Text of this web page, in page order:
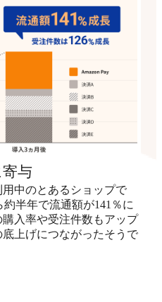
与
中のとあるショップで
約半年で流通額が141％に
入率や受注件数もアップ
上げにつながったそうで